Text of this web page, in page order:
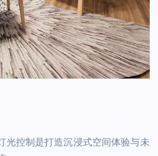
光控制是打造沉浸式空间体验与未